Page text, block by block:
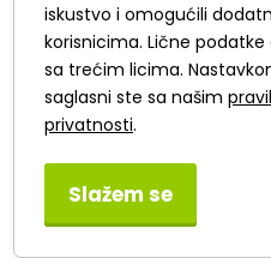
iskustvo i omogućili
korisnicima. Lične
sa trećim licima.
saglasni ste sa našim
privatnosti.
Slažem se